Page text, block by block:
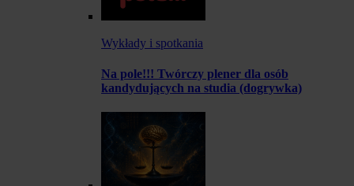
Wykłady i spotkania
Na pole!!! Twórczy plener dla osób
kandydujących na studia (dogrywka)